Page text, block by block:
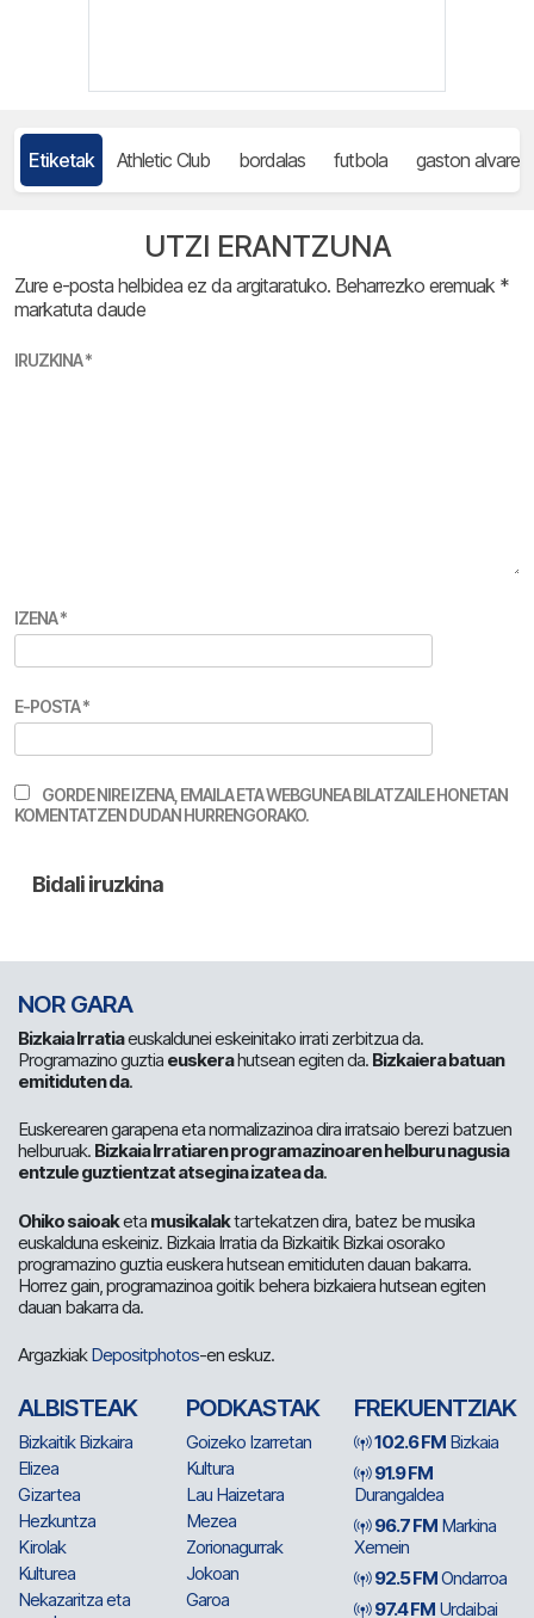
Etiketak Athletic Club bordalas futbola gaston alvarez
UTZI ERANTZUNA
Zure e-posta helbidea ez da argitaratuko. Beharrezko eremuak *
markatuta daude
IRUZKINA*
IZENA*
E-POSTA*
GORDE NIRE IZENA, EMAILA ETA WEBGUNEA BILATZAILE HONETAN
KOMENTATZEN DUDAN HURRENGORAKO.
NOR GARA
Bizkaia Irratiaeuskaldunei eskeinitako irrati zerbitzua da.
Programazino guztia euskerahutsean egiten da. Bizkaiera batuan
emitiduten da.
Euskerearen garapena eta normalizazinoa dira irratsaio berezi batzuen
helburuak. Bizkaia Irratiaren programazinoaren helburu nagusia
entzule guztientzat atsegina izatea da.
Ohiko saioaketa musikalaktartekatzen dira, batez be musika
euskalduna eskeiniz. Bizkaia Irratia da Bizkaitik Bizkai osorako
programazino guztia euskera hutsean emitiduten dauan bakarra.
Horrez gain, programazinoa goitik behera bizkaiera hutsean egiten
dauan bakarra da.
ArgazkiakDepositphotos-en eskuz.
ALBISTEAK
Bizkaitik Bizkaira
Elizea
Gizartea
Hezkuntza
Kirolak
Kulturea
Nekazaritza eta
PODKASTAK
Goizeko Izarretan
Kultura
Lau Haizetara
Mezea
Zorionagurrak
Jokoan
Garoa
FREKUENTZIAK
102.6 FM Bizkaia
91.9 FM
Durangaldea
96.7 FM Markina
Xemein
92.5 FMOndarroa
97.4 FM Urdaibai